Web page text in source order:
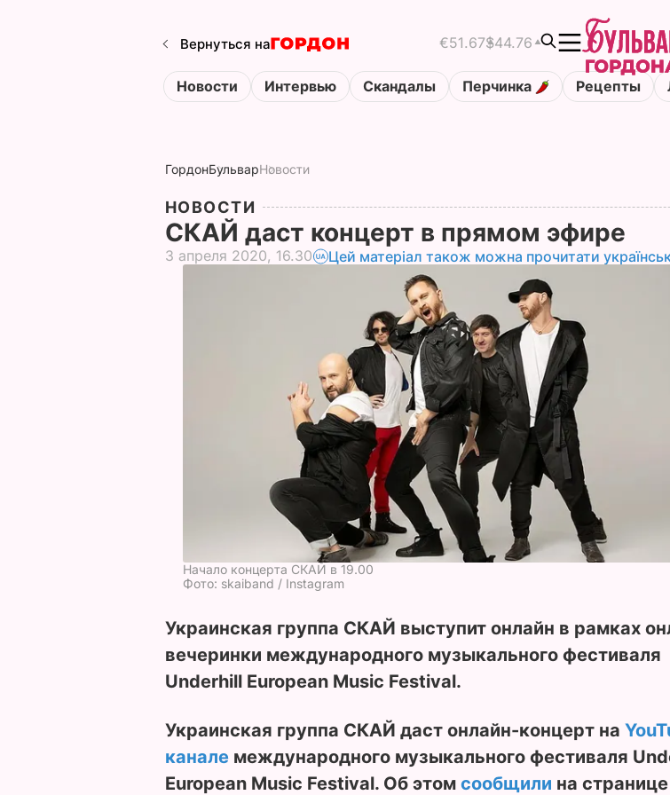
Вернуться на €51.67$44.76
Новости Интервью Скандалы Перчинка Рецепты
ГордонБульварНовости
НОВОСТИ
СКАЙ даст концерт в прямом эфире
3 апреля 2020, 16.30 Цей матеріал також можна прочитати
Начало концерта СКАЙ в 19.00
Фото: skaiband / Instagram
Украинская группа СКАЙ выступит онлайн в рамках
вечеринки международного музыкального фестиваля
Underhill European Music Festival.
Украинская группа СКАЙ даст онлайн-концерт на
канале международного музыкального фестиваля
European Music Festival. Об этом сообщили на странице